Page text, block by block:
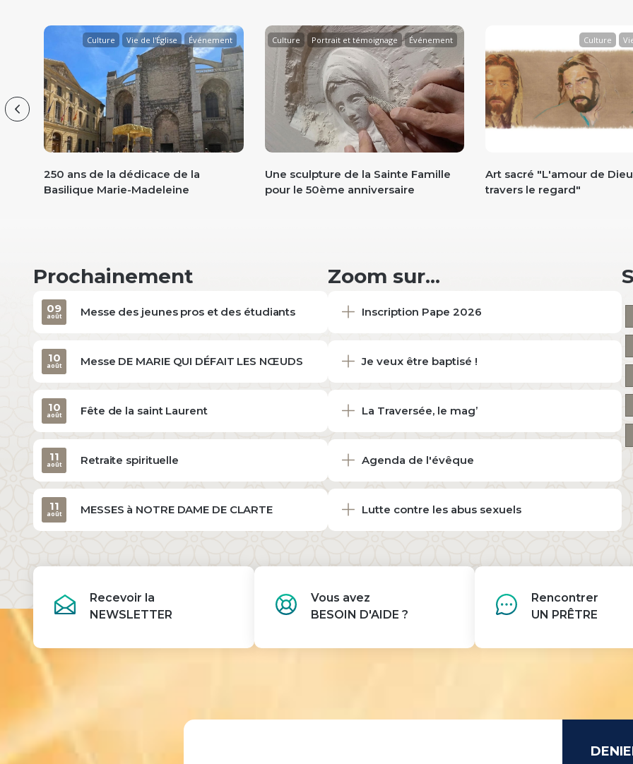
Culture Vie de l'Église Événement
250 ans de la dédicace de la
Basilique Marie-Madeleine
Culture Portrait et témoignage Événement
Une sculpture de la Sainte Famille
pour le 50ème anniversaire
Culture
Art sacré "L'amour de
travers le regard"
Previous
Prochainement
Messe des jeunes pros et des étudiants
09
août
Messe DE MARIE QUI DÉFAIT LES NŒUDS
10
août
Fête de la saint Laurent
10
août
Retraite spirituelle
11
août
MESSES à NOTRE DAME DE CLARTE
11
août
Zoom sur...
Inscription Pape 2026
Je veux être baptisé !
La Traversée, le mag’
Agenda de l'évêque
Lutte contre les abus sexuels
Recevoir la
NEWSLETTER
Vous avez
BESOIN D'AIDE ?
Rencontrer
UN PRÊTRE